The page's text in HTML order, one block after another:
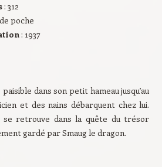
: 312
poche
: 1937
dans son petit hameau jusqu’au
et des nains débarquent chez lui.
retrouve dans la quête du trésor
gardé par Smaug le dragon.